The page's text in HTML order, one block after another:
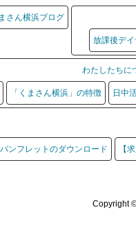
さん横浜ブログ
放課後デ
わたしたちに
「くまさん横浜」の特徴 日中
パンフレットのダウンロード 【
Copyright